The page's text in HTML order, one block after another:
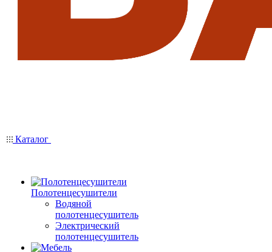
Каталог
Полотенцесушители
Водяной
полотенцесушитель
Электрический
полотенцесушитель